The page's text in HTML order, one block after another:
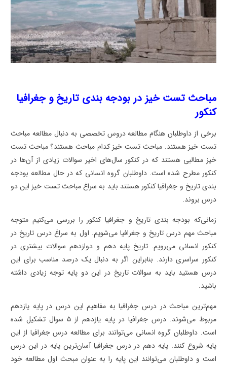
مباحث تست خیز در بودجه بندی تاریخ و جغرافیا
کنکور
برخی از داوطلبان هنگام مطالعه دروس تخصصی به دنبال مطالعه مباحث
تست خیز هستند. مباحث تست خیز کدام مباحث هستند؟ مباحث تست
خیز مطالبی هستند که در کنکور سال‌های اخیر سوالات زیادی از آن‌ها در
کنکور مطرح شده است. داوطلبان گروه انسانی که در حال مطالعه بودجه
بندی تاریخ و جغرافیا کنکور هستند باید به سراغ مباحث تست خیز این دو
درس بروند.
زمانی‌که بودجه بندی تاریخ و جغرافیا کنکور را بررسی می‌کنیم متوجه
مباحث مهم درس تاریخ و جغرافیا می‌شویم. اول به سراغ درس تاریخ در
کنکور انسانی می‌رویم. تاریخ پایه دهم و دوازدهم سوالات بیشتری در
کنکور سراسری دارند. بنابراین اگر به دنبال یک درصد مناسب برای این
درس هستید باید به سوالات تاریخ در این دو پایه توجه زیادی داشته
باشید.
مهم‌ترین مباحث در درس جغرافیا به مفاهیم این درس در پایه یازدهم
مربوط می‌شوند. درس جغرافیا در پایه یازدهم از ۵ سوال تشکیل شده
است. داوطلبان گروه انسانی می‌توانند برای مطالعه درس جغرافیا از این
پایه شروع کنند. پایه دهم در درس جغرافیا آسان‌ترین پایه در این درس
است و داوطلبان می‌توانند این پایه را به عنوان مبحث اول مطالعه خود